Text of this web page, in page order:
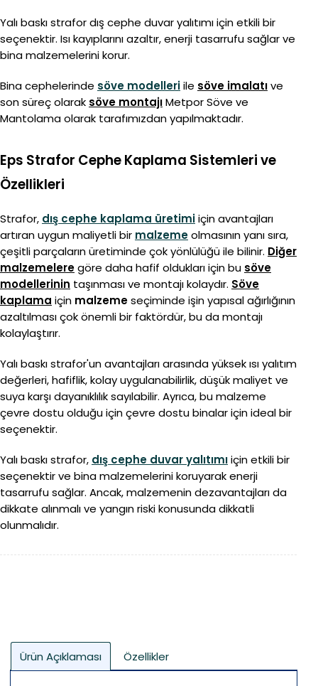
Yalı baskı strafor dış cephe duvar yalıtımı için etkili bir
seçenektir. Isı kayıplarını azaltır, enerji tasarrufu sağlar ve
bina malzemelerini korur.
Bina cephelerinde söve modelleriile söve imalatıve
son süreç olarak söve montajıMetpor Söve ve
Mantolama olarak tarafımızdan yapılmaktadır.
Eps Strafor Cephe Kaplama Sistemleri ve
Özellikleri
Strafor, dış cephe kaplama üretimiiçin avantajları
artıran uygun maliyetli bir malzemeolmasının yanı sıra,
çeşitli parçaların üretiminde çok yönlülüğü ile bilinir. Diğer
malzemeleregöre daha hafif oldukları için bu söve
modellerinin taşınması ve montajı kolaydır. Söve
kaplama için malzemeseçiminde işin yapısal ağırlığının
azaltılması çok önemli bir faktördür, bu da montajı
kolaylaştırır.
Yalı baskı strafor'un avantajları arasında yüksek ısı yalıtım
değerleri, hafiflik, kolay uygulanabilirlik, düşük maliyet ve
suya karşı dayanıklılık sayılabilir. Ayrıca, bu malzeme
çevre dostu olduğu için çevre dostu binalar için ideal bir
seçenektir.
Yalı baskı strafor, dış cephe duvar yalıtımıiçin etkili bir
seçenektir ve bina malzemelerini koruyarak enerji
tasarrufu sağlar. Ancak, malzemenin dezavantajları da
dikkate alınmalı ve yangın riski konusunda dikkatli
olunmalıdır.
Ürün Açıklaması Özellikler